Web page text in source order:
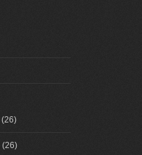
(26)
(26)